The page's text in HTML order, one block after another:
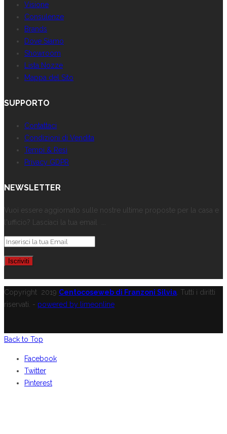
Visione
Consulenze
Brands
Dove Siamo
Showroom
Lista Nozze
Mappa del Sito
SUPPORTO
Contattaci
Condizioni di Vendita
Tempi & Resi
Privacy GDPR
NEWSLETTER
Vuoi essere aggiornato sulle nostre ultime proposte per la casa e
l'ufficio? Lasciaci la tua email ...
Copyright 2019 Centocoseweb di Franzoni Silvia . Tutti i diritti
riservati. - powered by limeonline
Back to Top
Facebook
Twitter
Pinterest